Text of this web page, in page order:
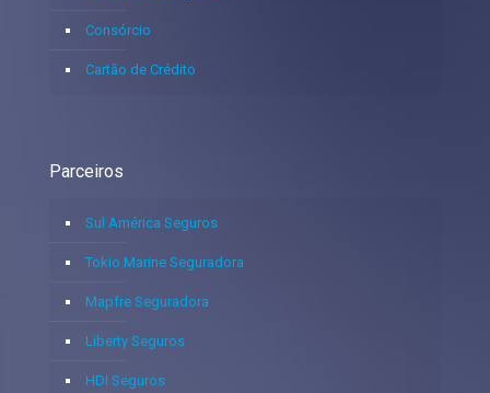
Consórcio
Cartão de Crédito
Parceiros
Sul América Seguros
Tokio Marine Seguradora
Mapfre Seguradora
Liberty Seguros
HDI Seguros